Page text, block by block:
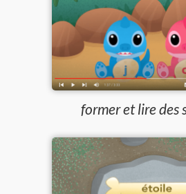
former et lire des